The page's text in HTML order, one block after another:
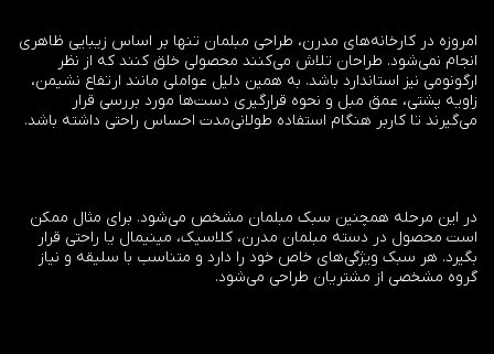
امروزه در کارخانه‌های مدرن، طراحی مبلمان تنها بر اساس زیبایی ظاهری
انجام نمی‌شود. طراحان تلاش می‌کنند محصولی خلق کنند که از نظر
ارگونومی نیز استاندارد باشد. به همین دلیل عواملی مانند ارتفاع نشیمن،
زاویه پشتی، عمق مبل و نحوه قرارگیری دست‌ها مورد بررسی قرار
می‌گیرند تا کاربر هنگام استفاده طولانی‌مدت احساس راحتی داشته باشد.
در این مرحله همچنین سبک مبلمان مشخص می‌شود. برای مثال ممکن
است محصول در دسته مبلمان مدرن، کلاسیک، مینیمال یا راحتی قرار
بگیرد. هر سبک ویژگی‌های خاص خود را دارد و متناسب با سلیقه و نیاز
گروه مشخصی از مشتریان طراحی می‌شود.